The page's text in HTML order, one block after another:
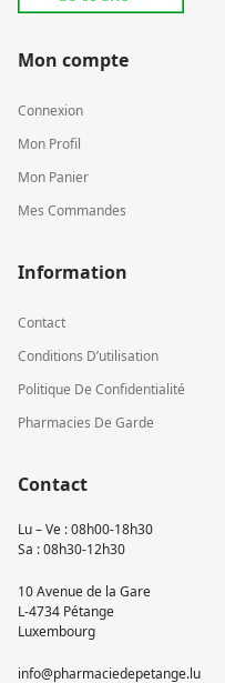
Mon compte
Connexion
Mon Profil
Mon Panier
Mes Commandes
Information
Contact
Conditions D’utilisation
Politique De Confidentialité
Pharmacies De Garde
Contact
Lu – Ve : 08h00-18h30
Sa : 08h30-12h30
10 Avenue de la Gare
L-4734 Pétange
Luxembourg
info@pharmaciedepetange.lu